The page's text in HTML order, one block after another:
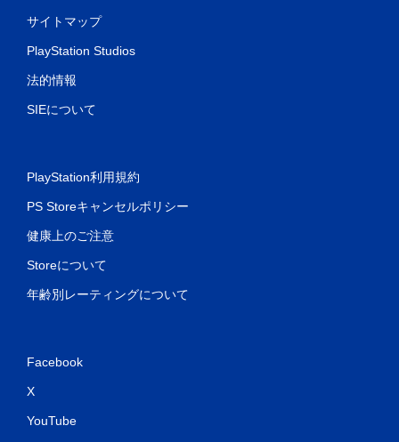
サイトマップ
PlayStation Studios
法的情報
SIEについて
PlayStation利用規約
PS Storeキャンセルポリシー
健康上のご注意
Storeについて
年齢別レーティングについて
Facebook
X
YouTube